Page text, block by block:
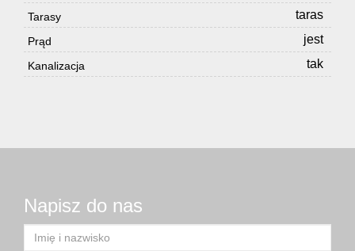
Tarasy taras
Prąd jest
Kanalizacja tak
Napisz do nas